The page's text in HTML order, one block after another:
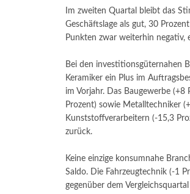
Im zweiten Quartal bleibt das
Geschäftslage als gut, 30
Punkten zwar weiterhin negativ,
Bei den investitionsgüternahen
Keramiker ein Plus im
im Vorjahr. Das Baugewerbe (+8
Prozent) sowie Metalltechniker
Kunststoffverarbeitern (-15,3
zurück.
Keine einzige konsumnahe
Saldo. Die Fahrzeugtechnik (-1
gegenüber dem